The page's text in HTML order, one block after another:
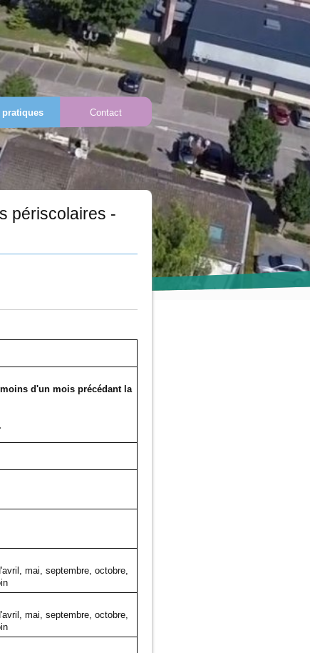
pratiques Contact
périscolaires -
d'un mois précédant la
mai, septembre, octobre,
mai, septembre, octobre,